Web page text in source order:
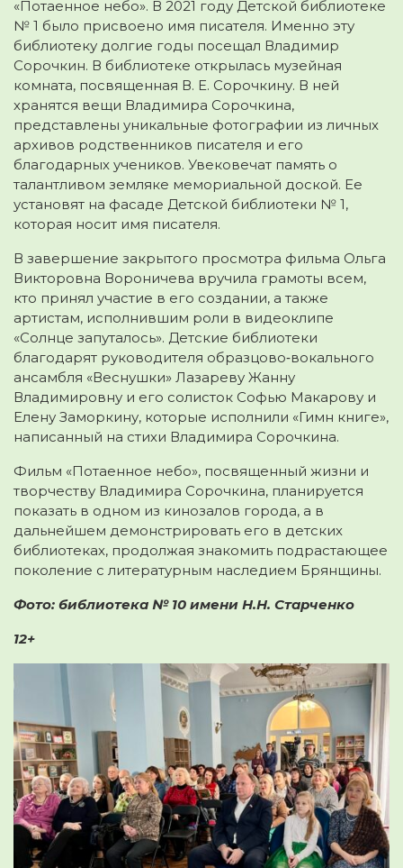
«Потаенное небо». В 2021 году Детской библиотеке
№ 1 было присвоено имя писателя. Именно эту
библиотеку долгие годы посещал Владимир
Сорочкин. В библиотеке открылась музейная
комната, посвященная В. Е. Сорочкину. В ней
хранятся вещи Владимира Сорочкина,
представлены уникальные фотографии из личных
архивов родственников писателя и его
благодарных учеников. Увековечат память о
талантливом земляке мемориальной доской. Ее
установят на фасаде Детской библиотеки № 1,
которая носит имя писателя.
В завершение закрытого просмотра фильма Ольга
Викторовна Вороничева вручила грамоты всем,
кто принял участие в его создании, а также
артистам, исполнившим роли в видеоклипе
«Солнце запуталось». Детские библиотеки
благодарят руководителя образцово‑вокального
ансамбля «Веснушки» Лазареву Жанну
Владимировну и его солисток Софью Макарову и
Елену Заморкину, которые исполнили «Гимн книге»,
написанный на стихи Владимира Сорочкина.
Фильм «Потаенное небо», посвященный жизни и
творчеству Владимира Сорочкина, планируется
показать в одном из кинозалов города, а в
дальнейшем демонстрировать его в детских
библиотеках, продолжая знакомить подрастающее
поколение с литературным наследием Брянщины.
Фото: библиотека № 10 имени Н.Н. Старченко
12+